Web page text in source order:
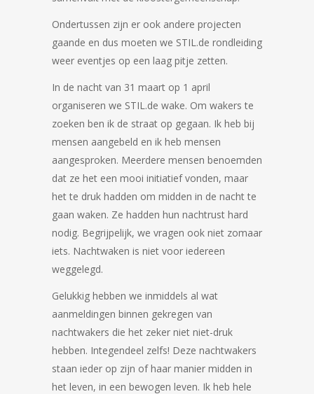
Ondertussen zijn er ook andere projecten
gaande en dus moeten we STIL.de rondleiding
weer eventjes op een laag pitje zetten.
In de nacht van 31 maart op 1 april
organiseren we STIL.de wake. Om wakers te
zoeken ben ik de straat op gegaan. Ik heb bij
mensen aangebeld en ik heb mensen
aangesproken. Meerdere mensen benoemden
dat ze het een mooi initiatief vonden, maar
het te druk hadden om midden in de nacht te
gaan waken. Ze hadden hun nachtrust hard
nodig. Begrijpelijk, we vragen ook niet zomaar
iets. Nachtwaken is niet voor iedereen
weggelegd.
Gelukkig hebben we inmiddels al wat
aanmeldingen binnen gekregen van
nachtwakers die het zeker niet niet-druk
hebben. Integendeel zelfs! Deze nachtwakers
staan ieder op zijn of haar manier midden in
het leven, in een bewogen leven. Ik heb hele